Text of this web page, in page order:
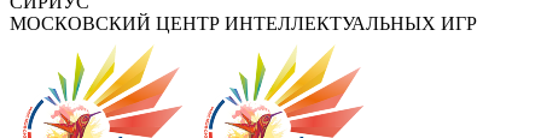
МОСКОВСКИЙ ЦЕНТР ИНТЕЛЛЕКТУАЛЬНЫХ ИГР